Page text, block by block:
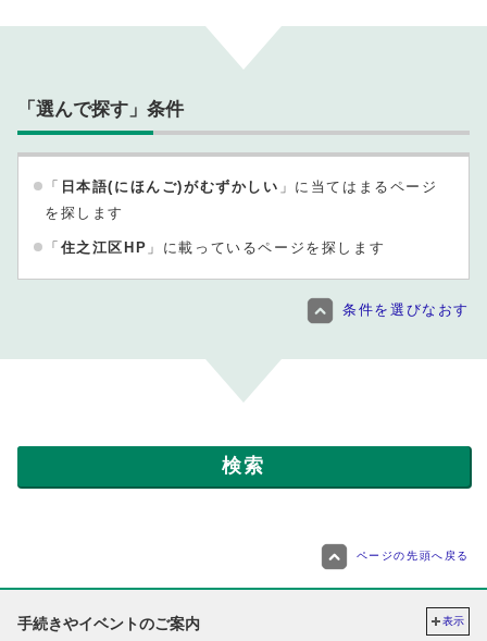
「選んで探す」条件
「 日本語(にほんご)がむずかしい 」に当てはまるページ
を探します
「 住之江区HP 」に載っているページを探します
条件を選びなおす
ページの先頭へ戻る
手続きやイベントのご案内 表示